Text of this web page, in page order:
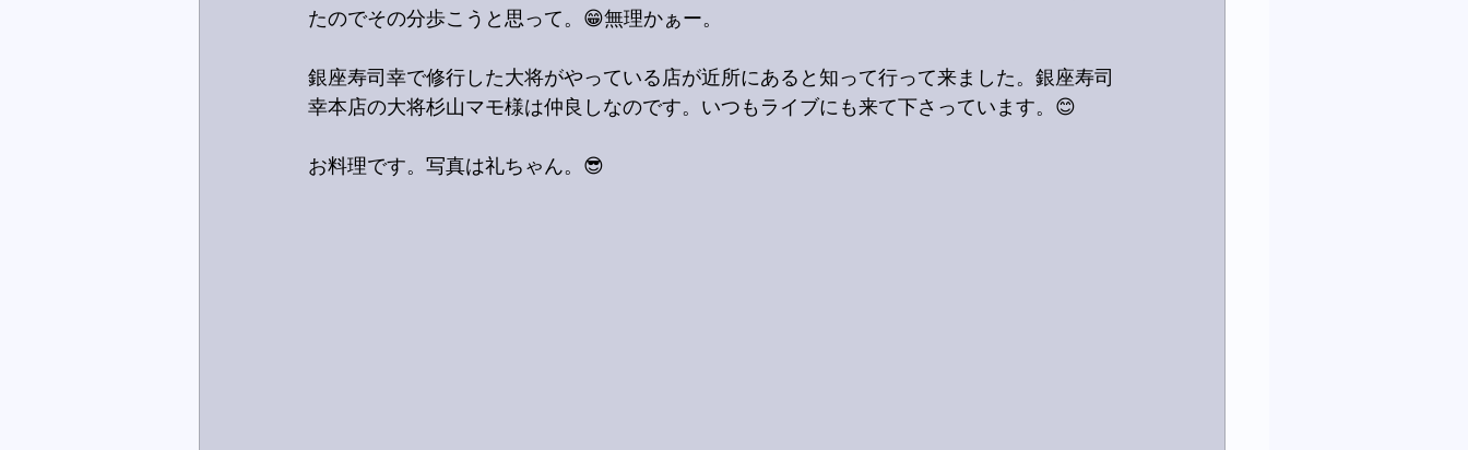
たのでその分歩こうと思って。😁無理かぁー。
銀座寿司幸で修行した大将がやっている店が近所にあると知って行って来ました。銀座寿司
幸本店の大将杉山マモ様は仲良しなのです。いつもライブにも来て下さっています。😊
お料理です。写真は礼ちゃん。😎